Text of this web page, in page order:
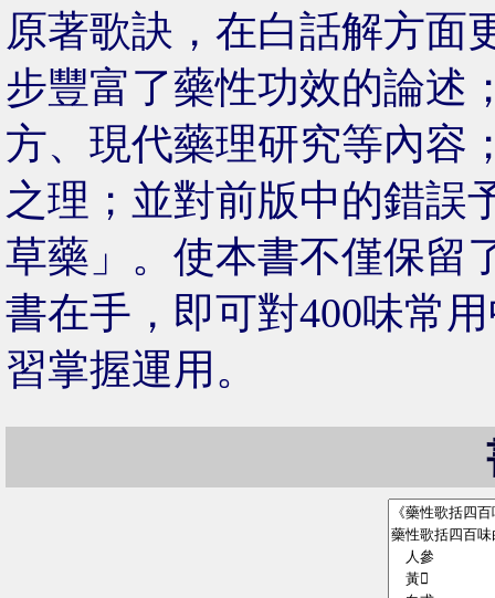
原著歌訣，在白話解方面
步豐富了藥性功效的論述
方、現代藥理研究等內容
之理；並對前版中的錯誤
草藥」。使本書不僅保留
書在手，即可對400味常
習掌握運用。